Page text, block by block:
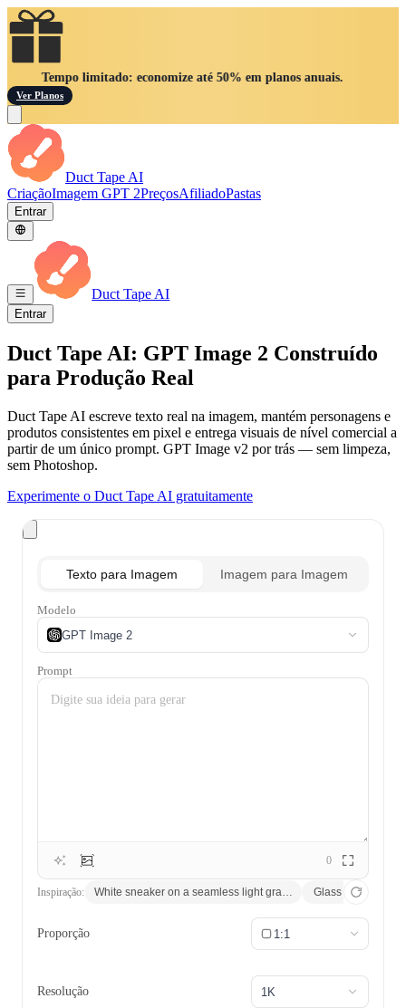
Tempo limitado: economize até 50% em planos anuais.
Ver Planos
Duct Tape AI
CriaçãoImagem GPT 2PreçosAfiliadoPastas
Entrar
Duct Tape AI
Entrar
Duct Tape AI: GPT Image 2 Construído
para Produção Real
Duct Tape AI escreve texto real na imagem, mantém personagens e
produtos consistentes em pixel e entrega visuais de nível comercial a
partir de um único prompt. GPT Image v2 por trás — sem limpeza,
sem Photoshop.
Experimente o Duct Tape AI gratuitamente
Texto para Imagem Imagem para Imagem
Modelo
GPT Image 2
Prompt
0
Inspiração: White sneaker on a seamless light gray backdrop, soft studio
Glass perfume
Proporção 1:1
Resolução 1K